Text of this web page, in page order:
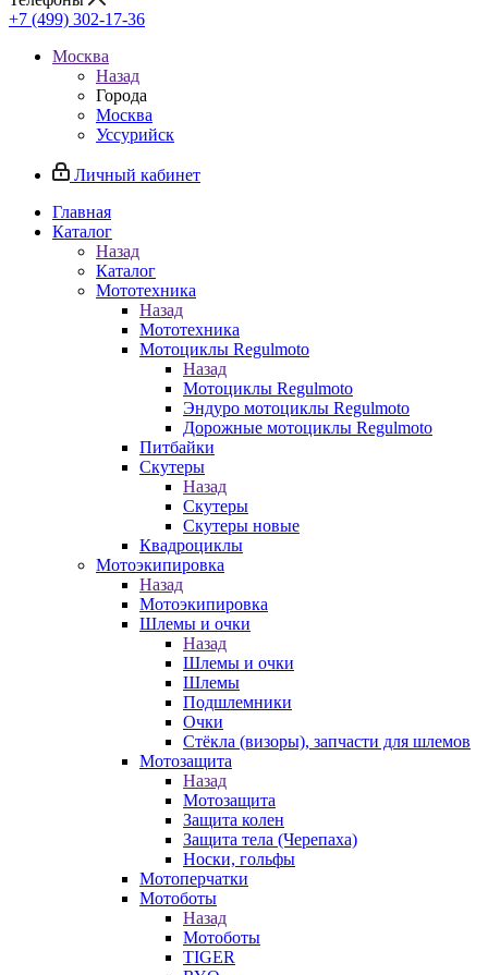
+7 (499) 302-17-36
Москва
Назад
Города
Москва
Уссурийск
Личный кабинет
Главная
Каталог
Назад
Каталог
Мототехника
Назад
Мототехника
Мотоциклы Regulmoto
Назад
Мотоциклы Regulmoto
Эндуро мотоциклы Regulmoto
Дорожные мотоциклы Regulmoto
Питбайки
Скутеры
Назад
Скутеры
Скутеры новые
Квадроциклы
Мотоэкипировка
Назад
Мотоэкипировка
Шлемы и очки
Назад
Шлемы и очки
Шлемы
Подшлемники
Очки
Стёкла (визоры), запчасти для шлемов
Мотозащита
Назад
Мотозащита
Защита колен
Защита тела (Черепаха)
Носки, гольфы
Мотоперчатки
Мотоботы
Назад
Мотоботы
TIGER